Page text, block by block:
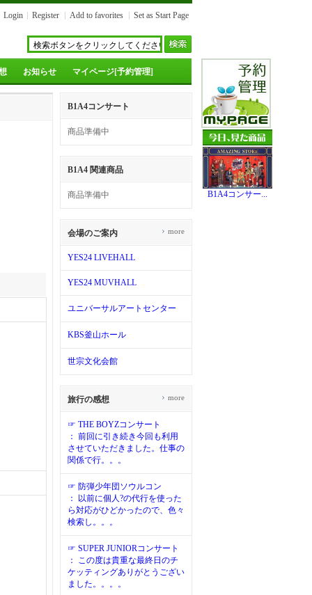
Login Register Add to favorites Set as Start Page
お知らせ マイページ[予約管理]
B1A4コンサート
商品準備中
B1A4 関連商品
商品準備中
会場のご案内
YES24 LIVEHALL
YES24 MUVHALL
ユニバーサルアートセンター
KBS釜山ホール
世宗文化会館
› more
旅行の感想
☞ THE BOYZコンサート
： 前回に引き続き今回も利用
させていただきました。仕事の
関係で行。。。
☞ 防弾少年団ソウルコン
： 以前に個人?の代行を使った
ら対応がひどかったので、色々
検索し。。。
☞ SUPER JUNIORコンサート
： この度は貴重な最終日のチ
ケッティングありがとうござい
ました。。。。
› more
B1A4コンサー...